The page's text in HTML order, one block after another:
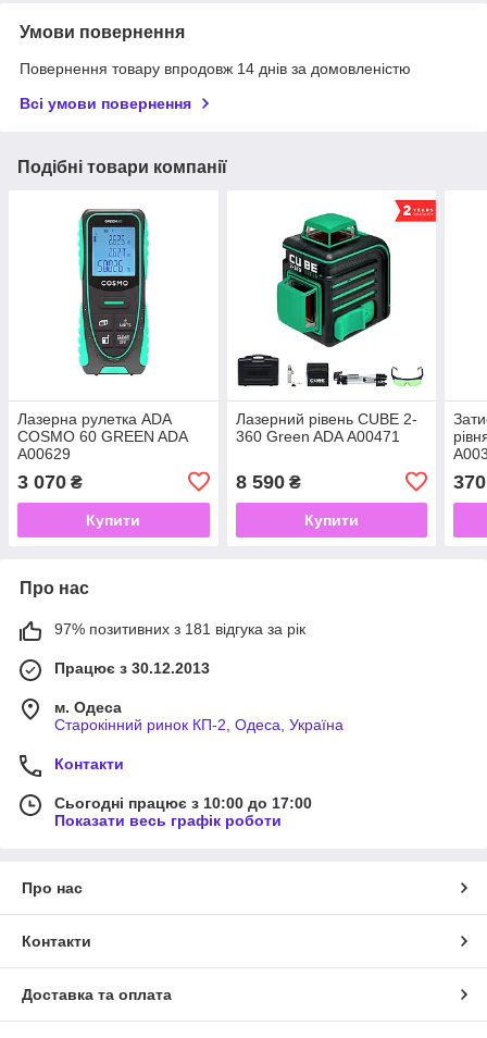
Умови повернення
Повернення товару впродовж 14 днів за домовленістю
Всі умови повернення
Подібні товари компанії
Лазерна рулетка ADA
COSMO 60 GREEN ADA
А00629
3 070 ₴
Купити
Лазерний рівень CUBE 2-
360 Green ADA А00471
8 590₴
Купити
370
Про нас
97% позитивних з 181 відгука за рік
Працює з 30.12.2013
м. Одеса
Старокінний ринок КП-2, Одеса, Україна
Контакти
Сьогодні працює з 10:00 до 17:00
Показати весь графік роботи
Про нас
Контакти
Доставка та оплата